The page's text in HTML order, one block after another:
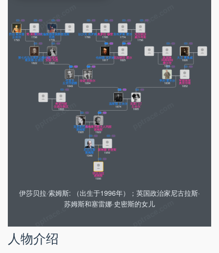
pptrace.com
伊莎贝拉
索姆斯
1996
尼古拉斯
索梅斯
1948
瑟琳娜·史密斯
1959
克里斯托弗
索姆斯
1920
索梅斯男爵夫人玛丽
索梅斯
1922
希望玛丽
伍德宾教区
1893
温斯顿·丘吉尔
1874
克莱门汀
丘吉尔
1885
伦道夫
丘吉尔勋爵
1849
珍妮·邱吉尔
1854
亨利·霍齐尔
1838
亨丽埃塔
奥吉尔维
1852
第七代马尔博罗公爵约翰
斯宾塞-丘吉尔
1822
法兰西丝
安妮·凡恩
1822
伦纳德·杰罗姆
1817
克拉丽莎·霍尔
1825
凯瑟琳
玛格丽特
费尔登
1803
大卫·奥格威
1826
乔治·斯宾塞
丘吉尔
1793
简·斯图尔特
1798
第三代倫敦德里侯爵查理斯
范恩
1778
以沙克·杰罗姆
1786
奥萝拉·穆雷
1785
安布罗斯·霍尔
1774
克拉丽莎
威尔考斯
1796
伊莎贝拉·索姆斯: （出生于1996年）；英国政治家尼古拉斯·
苏姆斯和塞雷娜·史密斯的女儿
人物介绍